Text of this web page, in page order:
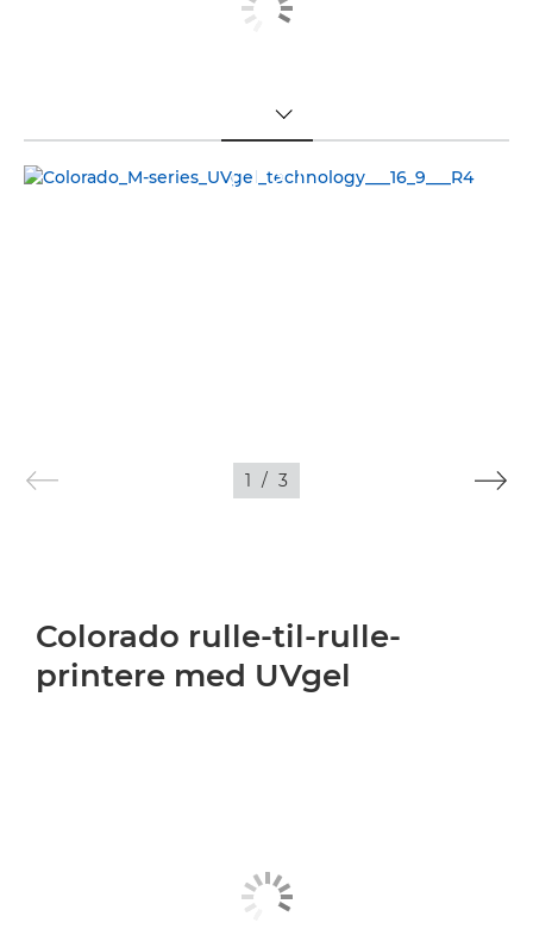
TOGGLE MENU
1 / 3
Colorado rulle-til-rulle-
printere med UVgel